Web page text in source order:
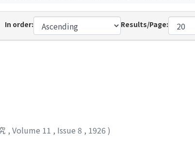
In order: Results/Page:
, Volume 11 , Issue 8 , 1926 )